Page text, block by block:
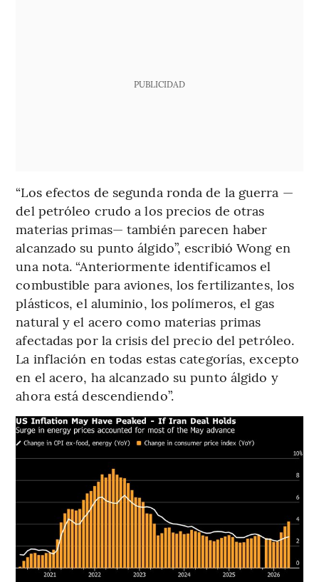
PUBLICIDAD
“Los efectos de segunda ronda de la guerra —
del petróleo crudo a los precios de otras
materias primas— también parecen haber
alcanzado su punto álgido”, escribió Wong en
una nota. “Anteriormente identificamos el
combustible para aviones, los fertilizantes, los
plásticos, el aluminio, los polímeros, el gas
natural y el acero como materias primas
afectadas por la crisis del precio del petróleo.
La inflación en todas estas categorías, excepto
en el acero, ha alcanzado su punto álgido y
ahora está descendiendo”.